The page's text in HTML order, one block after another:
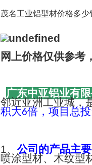
茂名工业铝型材价格多少
网上价格仅供参考
广东中亚铝业有限
邻近亚洲工业城，
积大6倍，项目总
1、 公司的产品主要
喷涂型材、木纹型